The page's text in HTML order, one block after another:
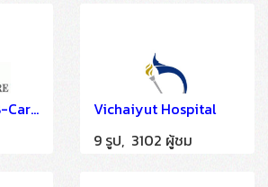
ระบบดิจิตอลทีวี "B-Care Medical Centerk" ติดตั้งโดย HSTN
Vichaiyut Hospital
9 รูป, 3102 ผู้ชม